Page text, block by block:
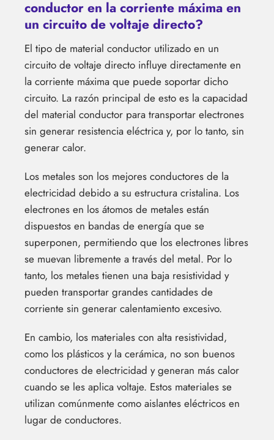
conductor en la corriente máxima en
un circuito de voltaje directo?
El tipo de material conductor utilizado en un
circuito de voltaje directo influye directamente en
la corriente máxima que puede soportar dicho
circuito. La razón principal de esto es la capacidad
del material conductor para transportar electrones
sin generar resistencia eléctrica y, por lo tanto, sin
generar calor.
Los metales son los mejores conductores de la
electricidad debido a su estructura cristalina. Los
electrones en los átomos de metales están
dispuestos en bandas de energía que se
superponen, permitiendo que los electrones libres
se muevan libremente a través del metal. Por lo
tanto, los metales tienen una baja resistividad y
pueden transportar grandes cantidades de
corriente sin generar calentamiento excesivo.
En cambio, los materiales con alta resistividad,
como los plásticos y la cerámica, no son buenos
conductores de electricidad y generan más calor
cuando se les aplica voltaje. Estos materiales se
utilizan comúnmente como aislantes eléctricos en
lugar de conductores.